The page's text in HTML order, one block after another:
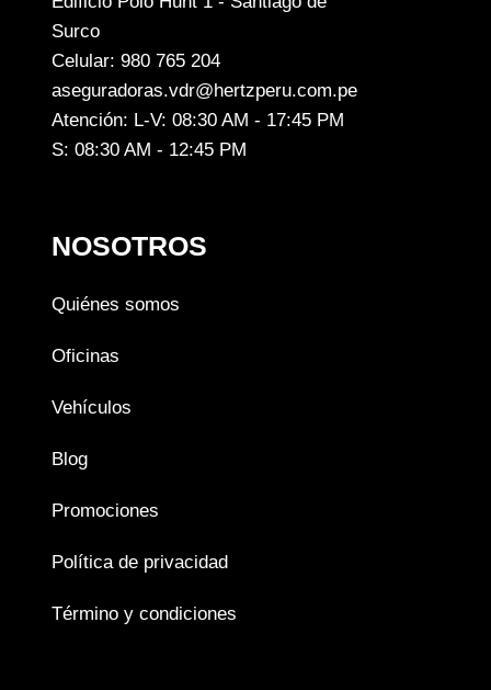
Surco
Celular: 980 765 204
aseguradoras.vdr@hertzperu.com.pe
Atención: L-V: 08:30 AM - 17:45 PM
S: 08:30 AM - 12:45 PM
NOSOTROS
Quiénes somos
Oficinas
Vehículos
Blog
Promociones
Política de privacidad
Término y condiciones